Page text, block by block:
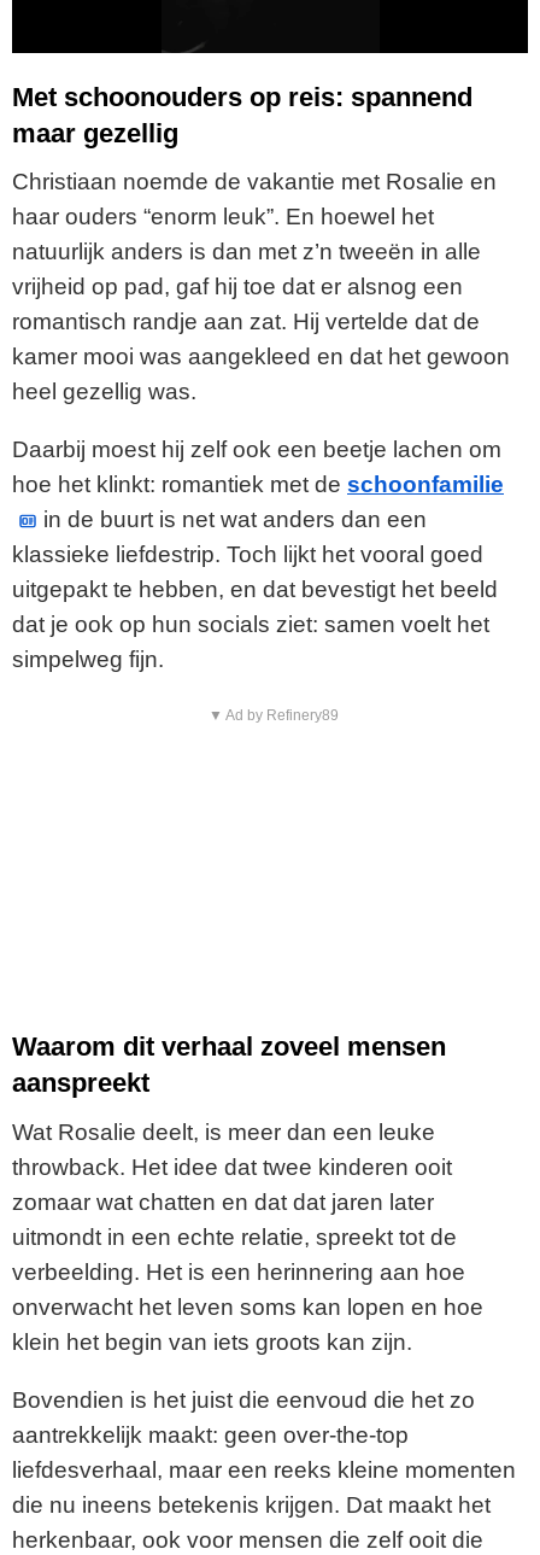
a
y
i
d
e
o
Met schoonouders op reis: spannend
maar gezellig
Christiaan noemde de vakantie met Rosalie en
haar ouders “enorm leuk”. En hoewel het
natuurlijk anders is dan met z’n tweeën in alle
vrijheid op pad, gaf hij toe dat er alsnog een
romantisch randje aan zat. Hij vertelde dat de
kamer mooi was aangekleed en dat het gewoon
heel gezellig was.
Daarbij moest hij zelf ook een beetje lachen om
hoe het klinkt: romantiek met de schoonfamilie
in de buurt is net wat anders dan een
klassieke liefdestrip. Toch lijkt het vooral goed
uitgepakt te hebben, en dat bevestigt het beeld
dat je ook op hun socials ziet: samen voelt het
simpelweg fijn.
▼ Ad by Refinery89
Waarom dit verhaal zoveel mensen
aanspreekt
Wat Rosalie deelt, is meer dan een leuke
throwback. Het idee dat twee kinderen ooit
zomaar wat chatten en dat dat jaren later
uitmondt in een echte relatie, spreekt tot de
verbeelding. Het is een herinnering aan hoe
onverwacht het leven soms kan lopen en hoe
klein het begin van iets groots kan zijn.
Bovendien is het juist die eenvoud die het zo
aantrekkelijk maakt: geen over-the-top
liefdesverhaal, maar een reeks kleine momenten
die nu ineens betekenis krijgen. Dat maakt het
herkenbaar, ook voor mensen die zelf ooit die